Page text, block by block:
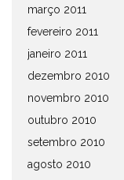
março 2011
fevereiro 2011
janeiro 2011
dezembro 2010
novembro 2010
outubro 2010
setembro 2010
agosto 2010